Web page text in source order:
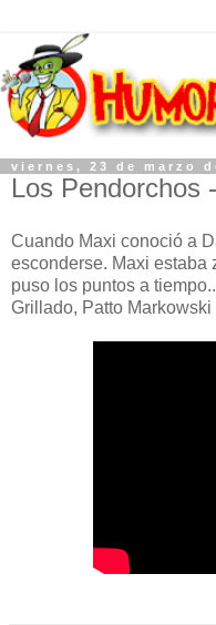
viernes, 23 de marzo
Los Pendorchos
Cuando Maxi conoció a
esconderse. Maxi estaba
puso los puntos a
Grillado, Patto